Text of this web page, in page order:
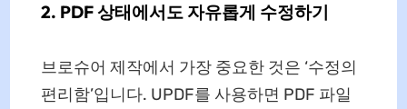
2. PDF 상태에서도 자유롭게 수정하기
브로슈어 제작에서 가장 중요한 것은 ‘수정의
편리함’입니다. UPDF를 사용하면 PDF 파일